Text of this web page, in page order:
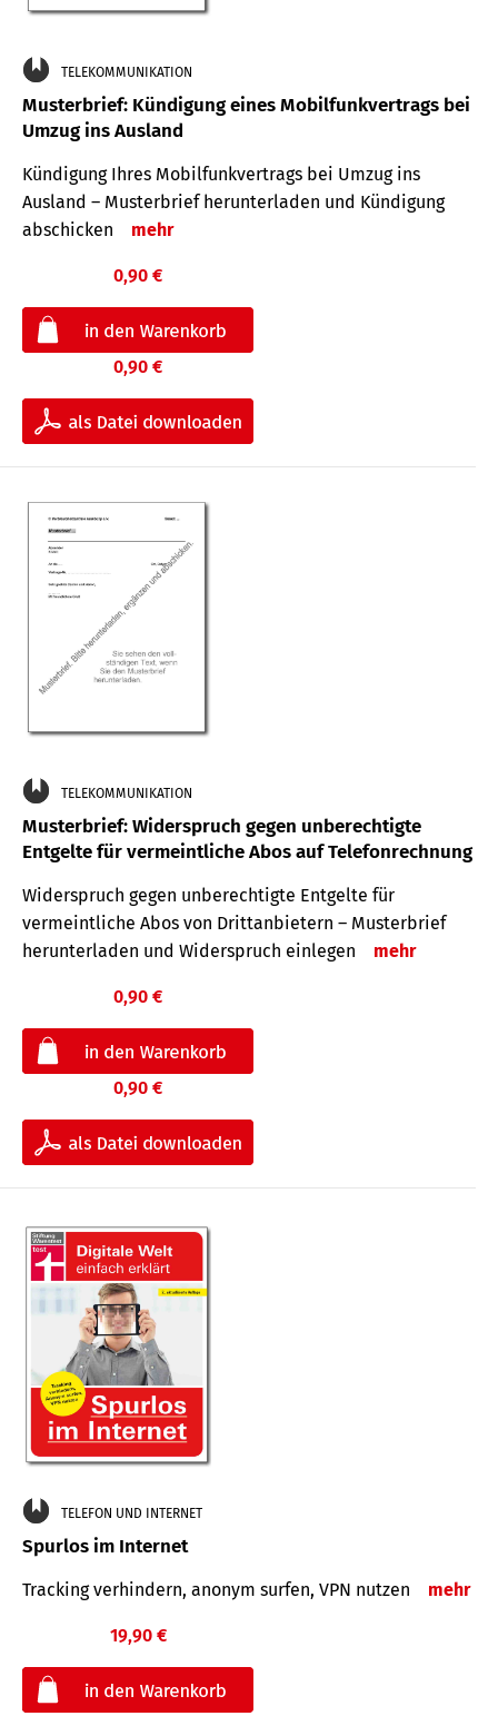
TELEKOMMUNIKATION
Musterbrief: Kündigung eines Mobilfunkvertrags bei
Umzug ins Ausland
Kündigung Ihres Mobilfunkvertrags bei Umzug ins
Ausland – Musterbrief herunterladen und Kündigung
abschicken
mehr
0,90 €
0,90 €
TELEKOMMUNIKATION
Musterbrief: Widerspruch gegen unberechtigte
Entgelte für vermeintliche Abos auf Telefonrechnung
Widerspruch gegen unberechtigte Entgelte für
vermeintliche Abos von Drittanbietern – Musterbrief
herunterladen und Widerspruch einlegen
mehr
0,90 €
0,90 €
TELEFON UND INTERNET
Spurlos im Internet
Tracking verhindern, anonym surfen, VPN nutzen mehr
19,90 €